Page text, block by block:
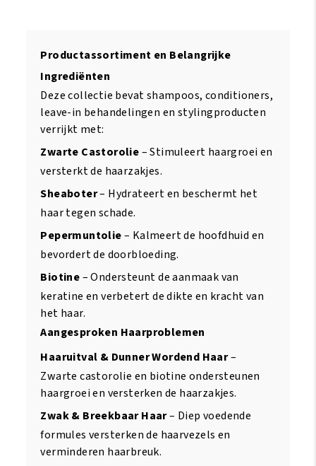
Productassortiment en Belangrijke
Ingrediënten
Deze collectie bevat shampoos, conditioners,
leave-in behandelingen en stylingproducten
verrijkt met:
Zwarte Castorolie– Stimuleert haargroei en
versterkt de haarzakjes.
Sheaboter– Hydrateert en beschermt het
haar tegen schade.
Pepermuntolie– Kalmeert de hoofdhuid en
bevordert de doorbloeding.
Biotine– Ondersteunt de aanmaak van
keratine en verbetert de dikte en kracht van
het haar.
Aangesproken Haarproblemen
Haaruitval & Dunner Wordend Haar–
Zwarte castorolie en biotine ondersteunen
haargroei en versterken de haarzakjes.
Zwak & Breekbaar Haar– Diep voedende
formules versterken de haarvezels en
verminderen haarbreuk.